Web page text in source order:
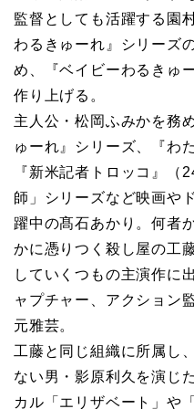
監督としても活躍する園
わるきゅーれ』シリーズ
め、『ベイビーわるきゅ
作り上げる。
主人公・松岡ふみかを務
ゅーれ』シリーズ、『わ
『新米記者トロッコ』（
師」シリーズなど映画や
躍中の髙石あかり。何者
かに憑りつく殺し屋の工
していくつもの主演作に
ャプチャー、アクション
元雅芸。
工藤と同じ組織に所属し
ない男・影原利久を演じ
カル「エリザベート」や